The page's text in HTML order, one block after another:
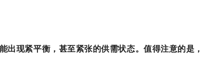
现紧平衡，甚至紧张的供需状态。值得注意的是，